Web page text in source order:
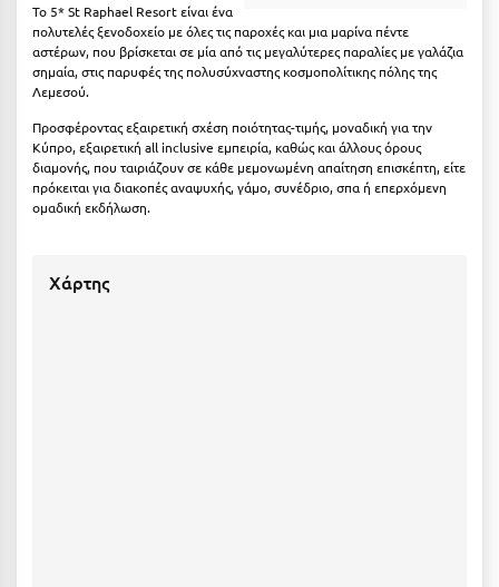
Μαραθώνας Αττικής
Μαρώνεια
Μεθώνη
Μεσολόγγι
Μεσσηνία
Μέτσοβο
Το 5* St Raphael Resort είναι ένα
πολυτελές ξενοδοχείο με όλες τις παροχές και μια μαρίνα πέντε
αστέρων, που βρίσκεται σε μία από τις μεγαλύτερες παραλίες με γαλάζια
σημαία, στις παρυφές της πολυσύχναστης κοσμοπολίτικης πόλης της
Λεμεσού.
Προσφέροντας εξαιρετική σχέση ποιότητας-τιμής, μοναδική για την
Κύπρο, εξαιρετική all inclusive εμπειρία, καθώς και άλλους όρους
διαμονής, που ταιριάζουν σε κάθε μεμονωμένη απαίτηση επισκέπτη, είτε
πρόκειται για διακοπές αναψυχής, γάμο, συνέδριο, σπα ή επερχόμενη
ομαδική εκδήλωση.
Χάρτης